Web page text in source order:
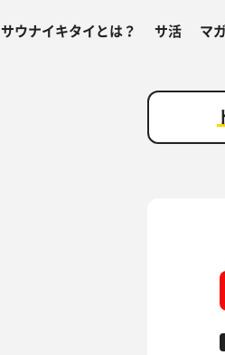
サウナイキタイとは？ サ活 マ